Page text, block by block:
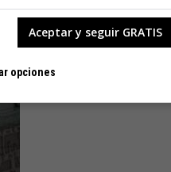
Aceptar y seguir GRATIS
opciones